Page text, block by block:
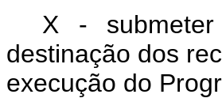
X -
destinação dos
execução do